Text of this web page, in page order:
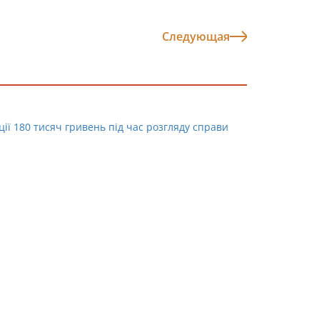
Следующая
180 тисяч гривень під час розгляду справи